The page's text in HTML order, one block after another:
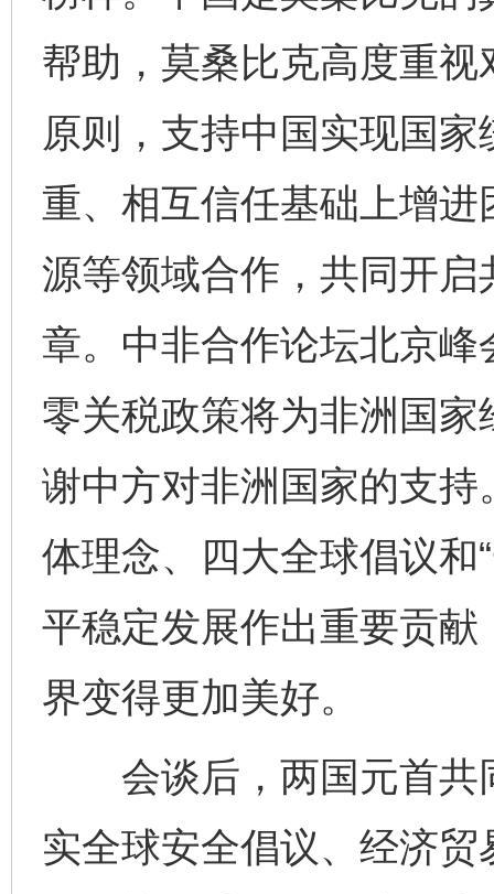
帮助，莫桑比克高度重
原则，支持中国实现国
重、相互信任基础上增
源等领域合作，共同开
章。中非合作论坛北京
零关税政策将为非洲国
谢中方对非洲国家的支
体理念、四大全球倡议和
平稳定发展作出重要贡
界变得更加美好。
会谈后，两国元首共
实全球安全倡议、经济